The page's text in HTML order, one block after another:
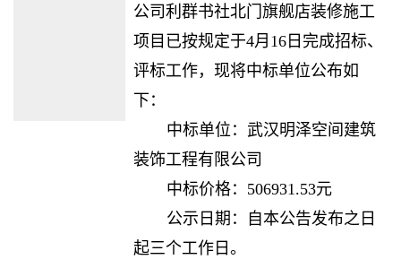
公司利群书社北门旗舰店装修施工
项目已按规定于4月16日完成招标、
评标工作，现将中标单位公布如
下：
中标单位：武汉明泽空间建筑
装饰工程有限公司
中标价格：506931.53元
公示日期：自本公告发布之日
起三个工作日。